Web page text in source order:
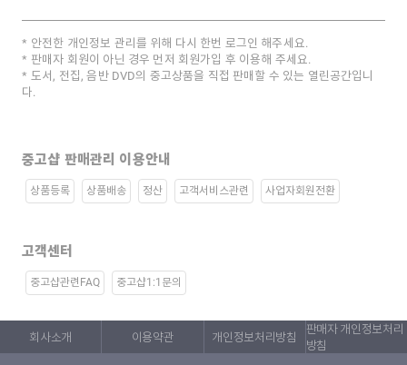
안전한 개인정보 관리를 위해 다시 한번 로그인 해주세요.
판매자 회원이 아닌 경우 먼저 회원가입 후 이용해 주세요.
도서, 전집, 음반 DVD의 중고상품을 직접 판매할 수 있는 열린공간입니
다.
중고샵 판매관리 이용안내
상품등록 상품배송 정산 고객서비스관련 사업자회원전환
고객센터
중고샵관련FAQ 중고샵1:1문의
회사소개 이용약관 개인정보처리방침
판매자 개인정보처리
방침